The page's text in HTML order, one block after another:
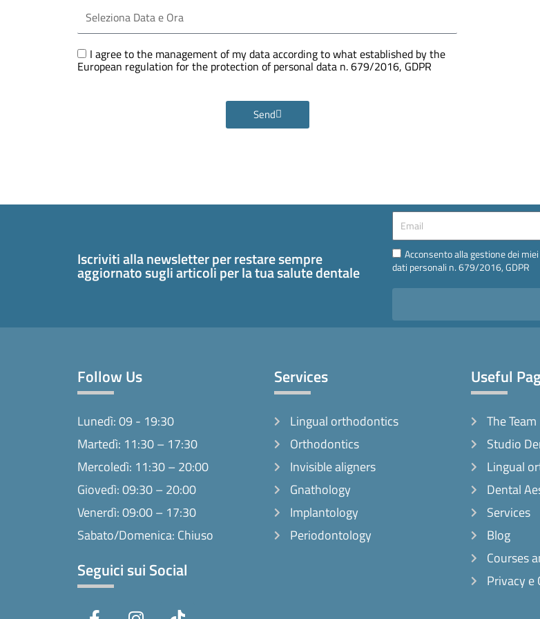
Data
e
GDPR
I agree to the management of my data according to what established by the
European regulation for the protection of personal data n. 679/2016, GDPR
Send
Iscriviti alla newsletter per restare sempre
aggiornato sugli articoli per la tua salute dentale
Email
Email
Acconsento alla gestione dei
dati personali n. 679/2016, GDPR
Follow Us
Lunedì: 09 - 19:30
Martedì: 11:30 – 17:30
Mercoledì: 11:30 – 20:00
Giovedì: 09:30 – 20:00
Venerdì: 09:00 – 17:30
Sabato/Domenica: Chiuso
Seguici sui Social
Services
Lingual orthodontics
Orthodontics
Invisible aligners
Gnathology
Implantology
Periodontology
Useful
The Team
Studio
Lingual
Dental
Services
Blog
Courses
Privacy e